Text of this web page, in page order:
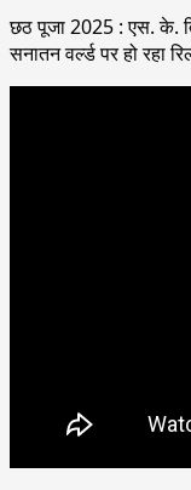
छठ पूजा 2025 : एस. के.
सनातन वर्ल्ड पर हो रहा